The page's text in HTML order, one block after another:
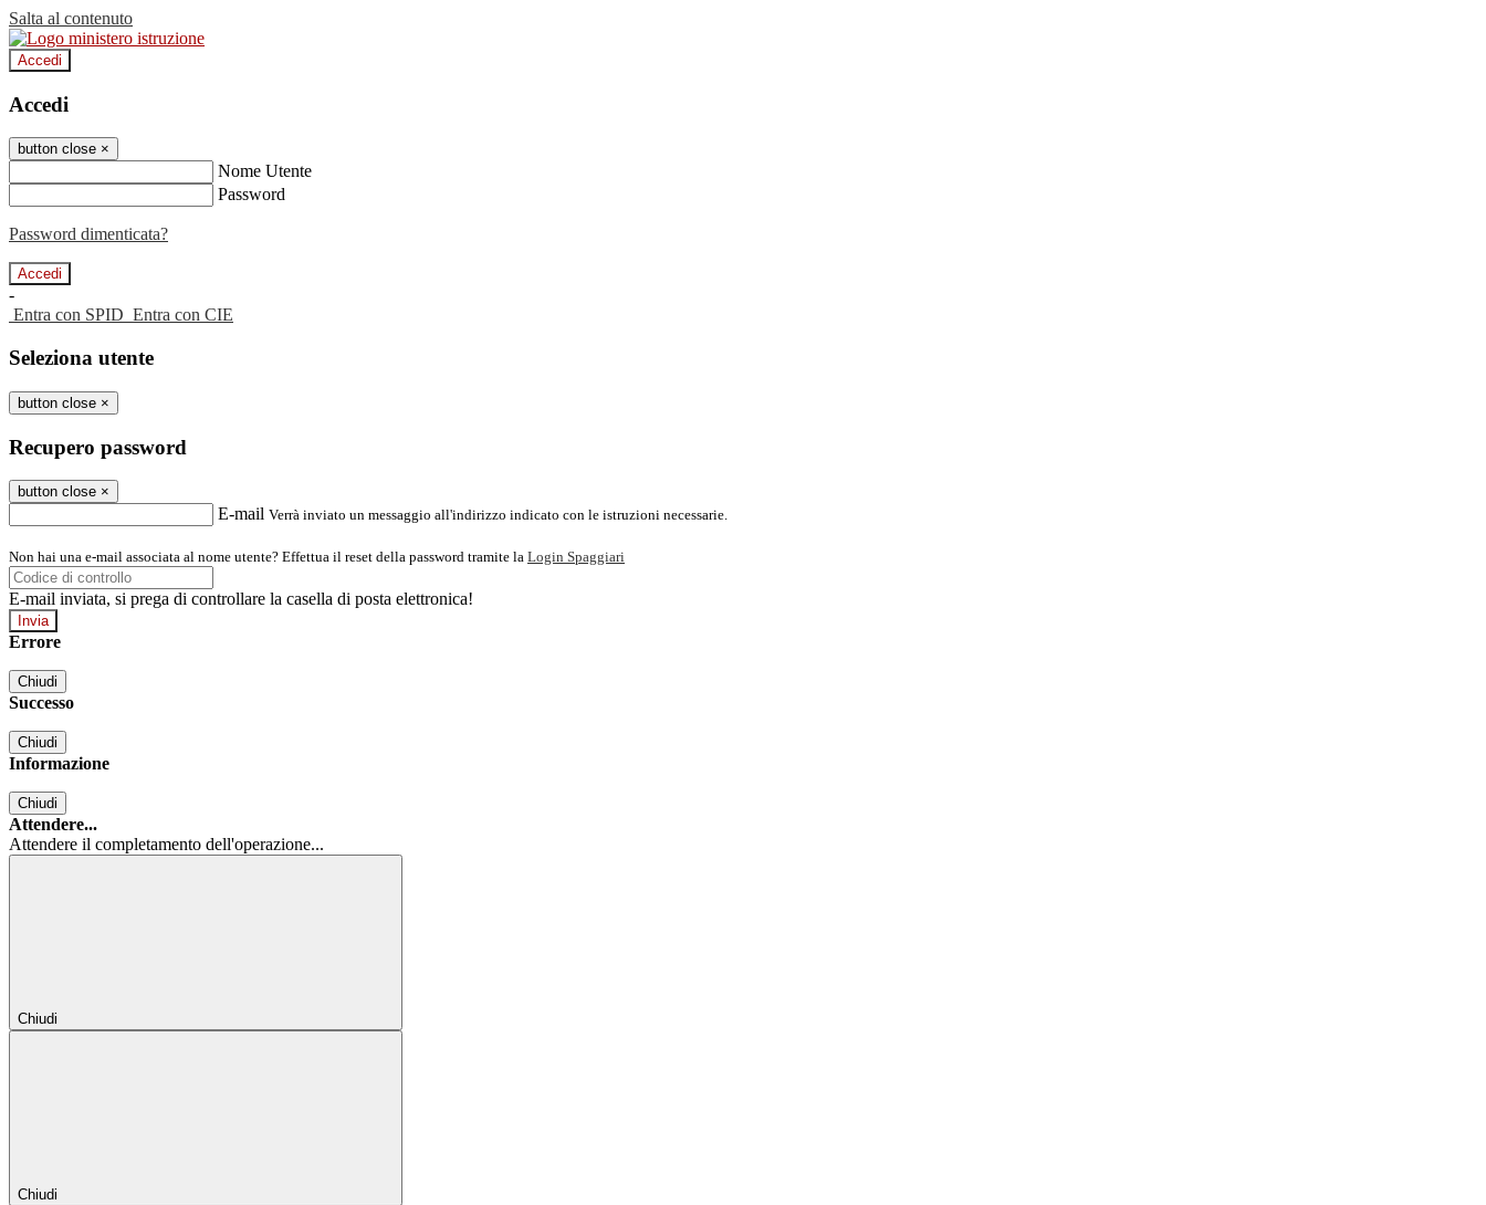
Salta al contenuto
Accedi
Accedi
button close ×
Nome Utente
Password
Password dimenticata?
-
Entra con SPID Entra con CIE
Seleziona utente
button close ×
Recupero password
button close ×
E-mail Verrà inviato un messaggio all'indirizzo indicato con le istruzioni necessarie.
Non hai una e-mail associata al nome utente? Effettua il reset della password tramite la Login Spaggiari
E-mail inviata, si prega di controllare la casella di posta elettronica!
Errore
Chiudi
Successo
Chiudi
Informazione
Chiudi
Attendere...
Attendere il completamento dell'operazione...
Chiudi
Chiudi